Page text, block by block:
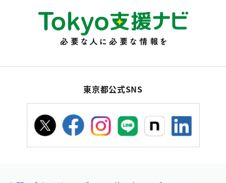
東京都公式SNS